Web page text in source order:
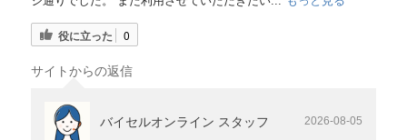
役に立った 0
サイトからの返信
バイセルオンライン スタッフ 2026-08-05